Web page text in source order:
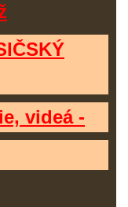
videá -